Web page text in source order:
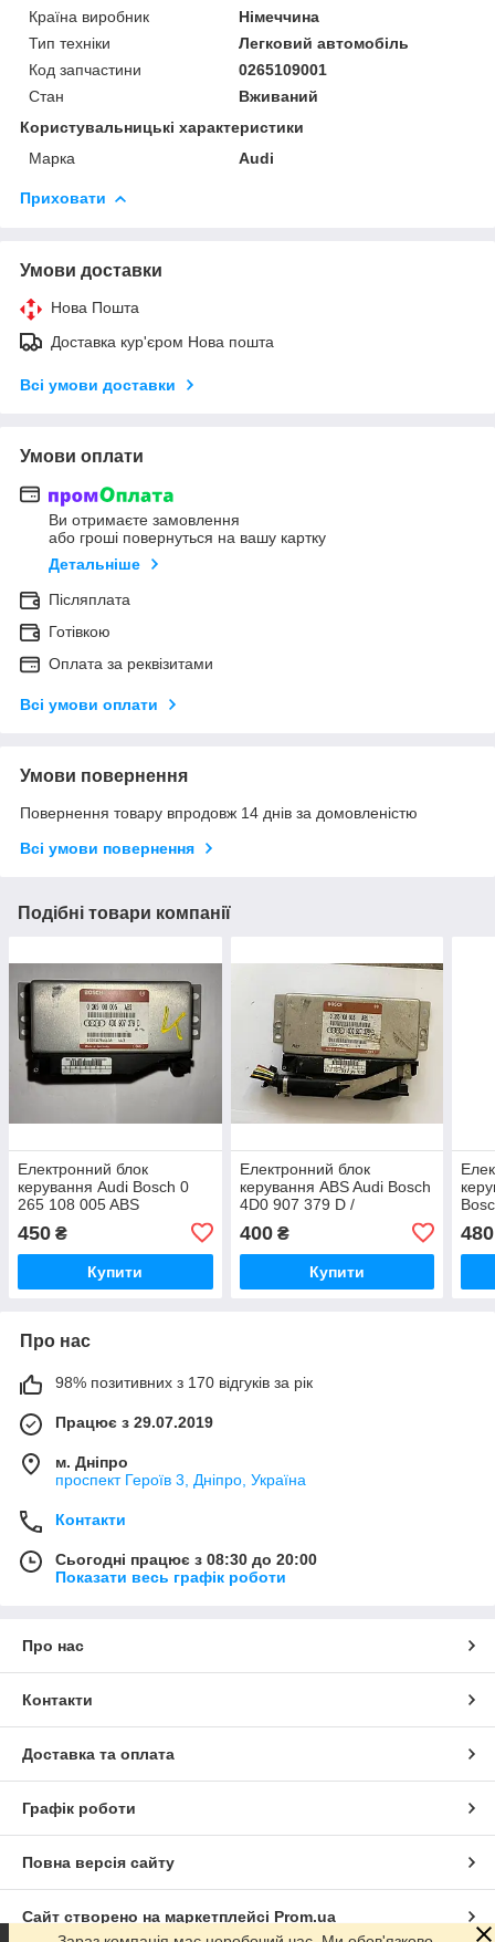
Країна виробник
Німеччина
Тип техніки
Легковий автомобіль
Код запчастини
0265109001
Стан
Вживаний
Користувальницькі характеристики
Марка
Audi
Приховати
Умови доставки
Нова Пошта
Доставка кур'єром Нова пошта
Всі умови доставки
Умови оплати
Ви отримаєте замовлення
або гроші повернуться на вашу картку
Детальніше
Післяплата
Готівкою
Оплата за реквізитами
Всі умови оплати
Умови повернення
Повернення товару впродовж 14 днів за домовленістю
Всі умови повернення
Подібні товари компанії
Електронний блок
керування Audi Bosch 0
265 108 005 ABS
907 379 D / 400907379D
450 ₴
Купити
Електронний блок
керування ABS Audi Bosch
4D0 907 379 D /
4D0907379D / 0 265 108
005 / 0265108005
400₴
Купити
480
Про нас
98% позитивних з 170 відгуків за рік
Працює з 29.07.2019
м. Дніпро
проспект Героїв 3, Дніпро, Україна
Контакти
Сьогодні працює з 08:30 до 20:00
Показати весь графік роботи
Про нас
Контакти
Доставка та оплата
Графік роботи
Повна версія сайту
Сайт створено на маркетплейсі Prom.ua